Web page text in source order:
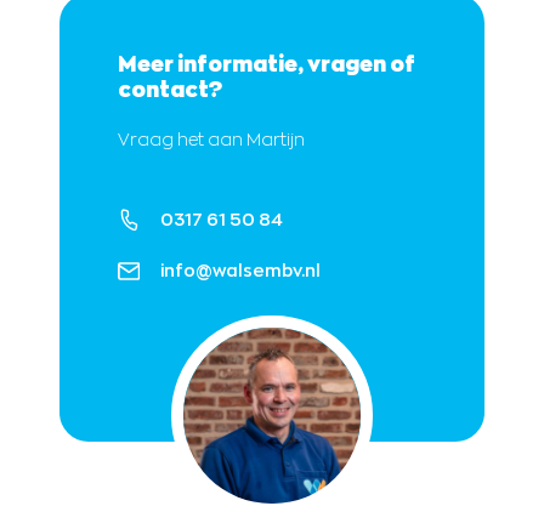
Meer informatie, vragen of
contact?
Vraag het aan Martijn
0317 61 50 84
info@walsembv.nl